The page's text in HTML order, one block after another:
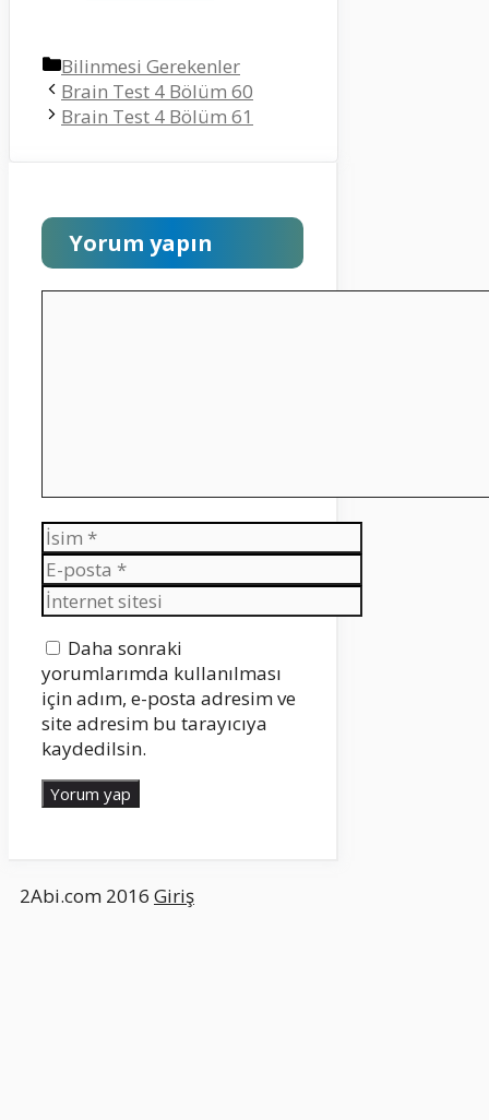
Kategoriler
Bilinmesi Gerekenler
Brain Test 4 Bölüm 60
Brain Test 4 Bölüm 61
Yorum yapın
İsim
E-
posta
İnternet
sitesi
Daha sonraki
yorumlarımda kullanılması
için adım, e-posta adresim ve
site adresim bu tarayıcıya
kaydedilsin.
2Abi.com 2016 Giriş